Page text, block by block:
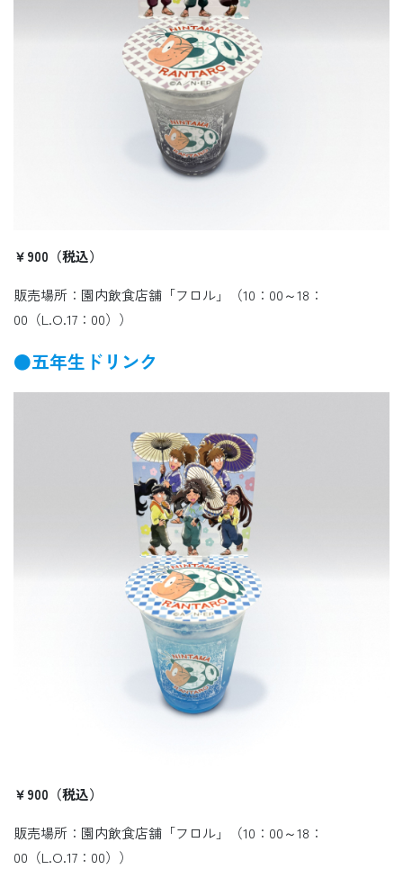
￥900（税込）
販売場所：園内飲食店舗「フロル」（10：00～18：
00（L.O.17：00））
●五年生ドリンク
￥900（税込）
販売場所：園内飲食店舗「フロル」（10：00～18：
00（L.O.17：00））